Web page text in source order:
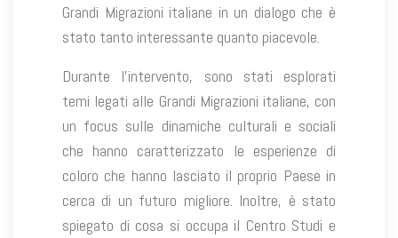
Grandi Migrazioni italiane in un dialogo che è
stato tanto interessante quanto piacevole.
Durante l’intervento, sono stati esplorati
temi legati alle Grandi Migrazioni italiane, con
un focus sulle dinamiche culturali e sociali
che hanno caratterizzato le esperienze di
coloro che hanno lasciato il proprio Paese in
cerca di un futuro migliore. Inoltre, è stato
spiegato di cosa si occupa il Centro Studi e